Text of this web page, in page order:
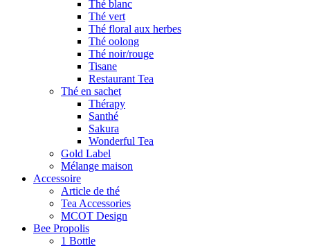
Thé blanc
Thé vert
Thé floral aux herbes
Thé oolong
Thé noir/rouge
Tisane
Restaurant Tea
Thé en sachet
Thérapy
Santhé
Sakura
Wonderful Tea
Gold Label
Mélange maison
Accessoire
Article de thé
Tea Accessories
MCOT Design
Bee Propolis
1 Bottle